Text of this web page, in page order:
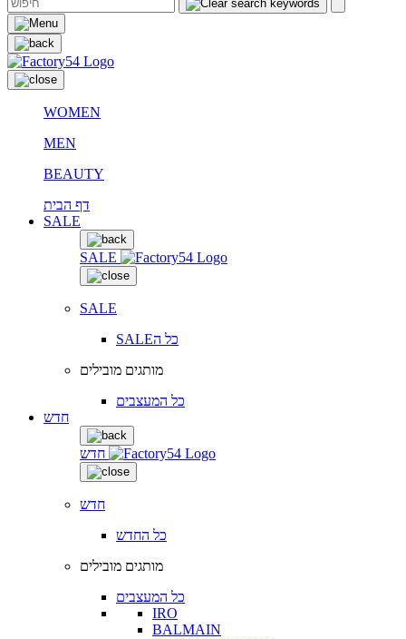
WOMEN
MEN
BEAUTY
דף הבית
SALE
SALE
SALE
SALEכל ה
מותגים מובילים
כל המעצבים
חדש
חדש
חדש
כל החדש
מותגים מובילים
כל המעצבים
IRO
BALMAIN